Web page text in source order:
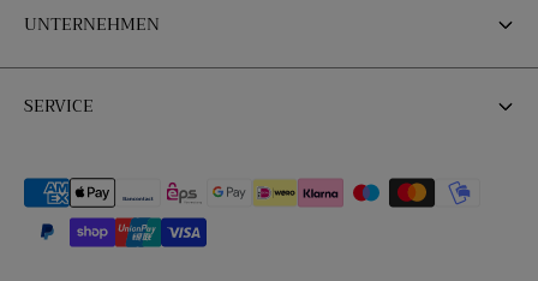
AGB
UNTERNEHMEN
Frühjahr | Sommer 2026
SERVICE
Newsletter
FAQ